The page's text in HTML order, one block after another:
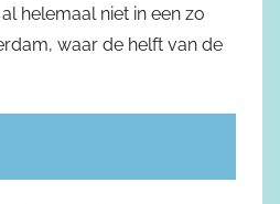
helemaal niet in een zo
waar de helft van de